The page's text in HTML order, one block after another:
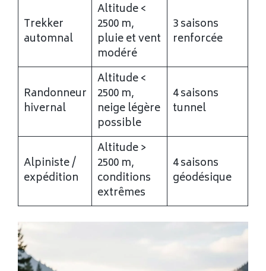
Trekker
automnal
Altitude <
2500 m,
pluie et vent
modéré
3 saisons
renforcée
Randonneur
hivernal
Altitude <
2500 m,
neige légère
possible
4 saisons
tunnel
Alpiniste /
expédition
Altitude >
2500 m,
conditions
extrêmes
4 saisons
géodésique